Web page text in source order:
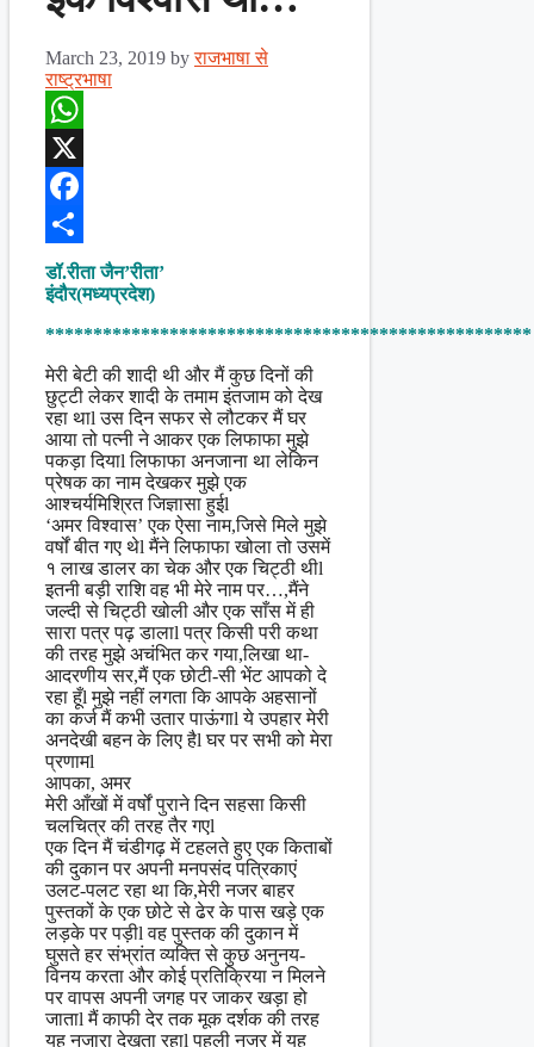
March 23, 2019 byराजभाषा से
राष्ट्रभाषा
WhatsApp
X
Facebook
Share
डॉ.रीता जैन’रीता’
इंदौर(मध्यप्रदेश)
***************************************************
मेरी बेटी की शादी थी और मैं कुछ दिनों की
छुट्टी लेकर शादी के तमाम इंतजाम को देख
रहा थाl उस दिन सफर से लौटकर मैं घर
आया तो पत्नी ने आकर एक लिफाफा मुझे
पकड़ा दियाl लिफाफा अनजाना था लेकिन
प्रेषक का नाम देखकर मुझे एक
आश्चर्यमिश्रित जिज्ञासा हुईl
‘अमर विश्वास’ एक ऐसा नाम,जिसे मिले मुझे
वर्षों बीत गए थेl मैंने लिफाफा खोला तो उसमें
१ लाख डालर का चेक और एक चिट्ठी थीl
इतनी बड़ी राशि वह भी मेरे नाम पर…,मैंने
जल्दी से चिट्ठी खोली और एक साँस में ही
सारा पत्र पढ़ डालाl पत्र किसी परी कथा
की तरह मुझे अचंभित कर गया,लिखा था-
आदरणीय सर,मैं एक छोटी-सी भेंट आपको दे
रहा हूँl मुझे नहीं लगता कि आपके अहसानों
का कर्ज मैं कभी उतार पाऊंगाl ये उपहार मेरी
अनदेखी बहन के लिए हैl घर पर सभी को मेरा
प्रणामl
आपका, अमर
मेरी आँखों में वर्षों पुराने दिन सहसा किसी
चलचित्र की तरह तैर गएl
एक दिन मैं चंडीगढ़ में टहलते हुए एक किताबों
की दुकान पर अपनी मनपसंद पत्रिकाएं
उलट-पलट रहा था कि,मेरी नजर बाहर
पुस्तकों के एक छोटे से ढेर के पास खड़े एक
लड़के पर पड़ीl वह पुस्तक की दुकान में
घुसते हर संभ्रांत व्यक्ति से कुछ अनुनय-
विनय करता और कोई प्रतिक्रिया न मिलने
पर वापस अपनी जगह पर जाकर खड़ा हो
जाताl मैं काफी देर तक मूक दर्शक की तरह
यह नजारा देखता रहाl पहली नजर में यह